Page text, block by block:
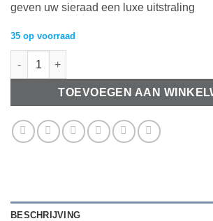
geven uw sieraad een luxe uitstraling
35 op voorraad
DQ Glasparels 10mm Lavandel paars aantal
TOEVOEGEN AAN
BESCHRIJVING